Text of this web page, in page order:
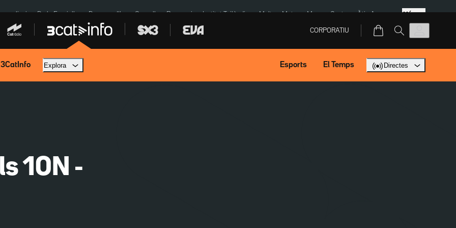
eclipsi De la Espriella Dos anys Illa Granollers Paraguai Institut Tailàndia Multa a Meta Menors Ceuta Àtic Ayuso Més
CORPORATIU
3CatInfo Explora Esports El Temps Directes
10N -